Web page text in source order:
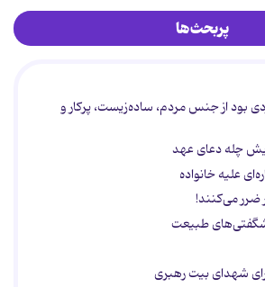
پربحث‌ها
بود از جنس مردم، ساده‌زیست، پرکار و
چله دعای عهد
ضرر می‌کنند!
طبیعت
شهدای بیت رهبری